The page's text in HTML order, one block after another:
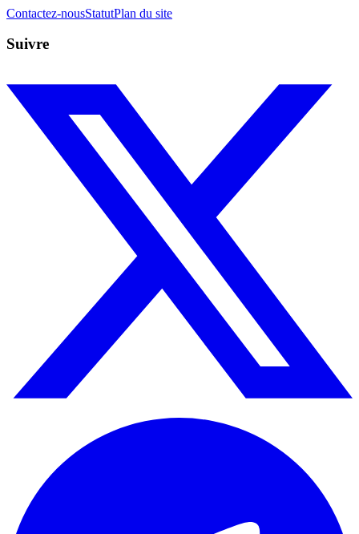
Contactez-nousStatutPlan du site
Suivre